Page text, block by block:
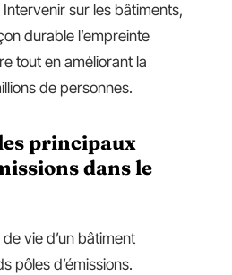
sur les bâtiments,
durable l’empreinte
tout en améliorant la
de personnes.
principaux
dans le
vie d’un bâtiment
pôles d’émissions.